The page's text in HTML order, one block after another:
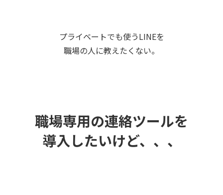
プライベートでも使うLINEを
職場の人に教えたくない。
職場専用の連絡ツールを
導入したいけど、、、